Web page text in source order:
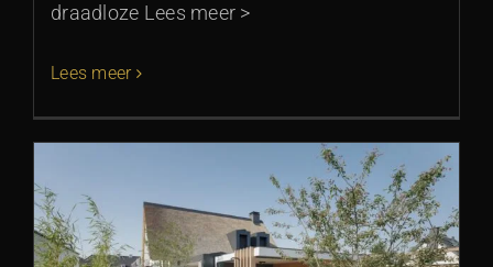
draadloze Lees meer >
Lees meer